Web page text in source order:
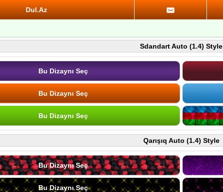
Dul.Az
Sdandart Auto (1.4) Style
Bu Dizaynı Seç
Bu Dizaynı Seç
Bu Dizaynı Seç
Qarışıq Auto (1.4) Style
Bu Dizaynı Seç
Bu Dizaynı Seç